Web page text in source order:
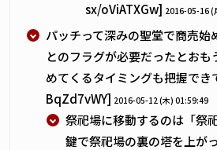
sx/oViATXGw] 2016-05-16 (
パッチって深みの聖堂で商売
とのフラグが必要だったとお
めてくるタイミングも把握で
BqZd7vWY] 2016-05-12 (木) 01:59:49
祭祀場に移動するのは「祭
鍵で祭祀場の裏の塔を上が